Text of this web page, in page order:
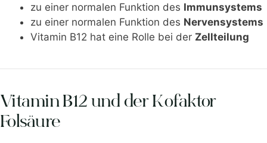
zu einer normalen Funktion des Immunsystems
zu einer normalen Funktion des Nervensystems
Vitamin B12 hat eine Rolle bei der Zellteilung
Vitamin B12 und der Kofaktor
Folsäure